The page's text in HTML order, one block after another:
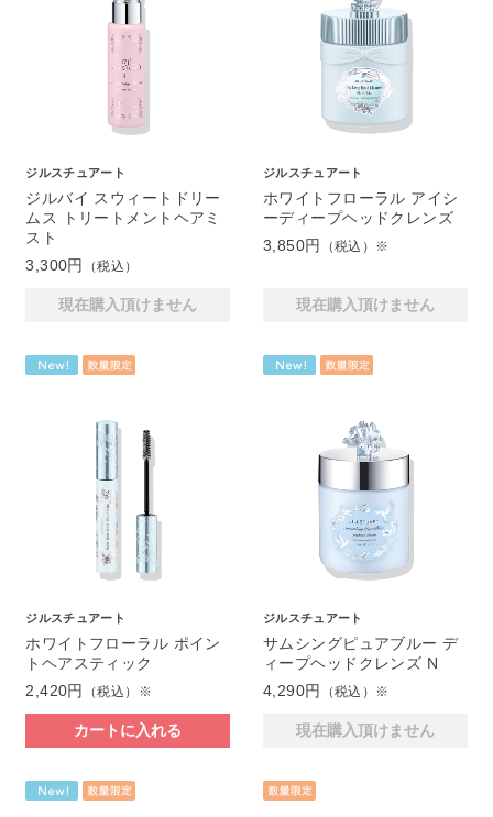
ジルスチュアート
ジルバイ スウィートドリー
ムス トリートメントヘアミ
スト
3,300円
（税込）
現在購入頂けません
ジルスチュアート
ホワイトフローラル アイシ
ーディープヘッドクレンズ
3,850円
（税込）※
現在購入頂けません
ジルスチュアート
ホワイトフローラル ポイン
トヘアスティック
2,420円
（税込）※
カートに入れる
ジルスチュアート
サムシングピュアブルー デ
ィープヘッドクレンズ N
4,290円
（税込）※
現在購入頂けません